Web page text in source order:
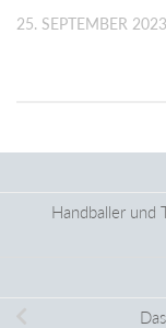
25. SEPTEMBER 2023
Handballer und